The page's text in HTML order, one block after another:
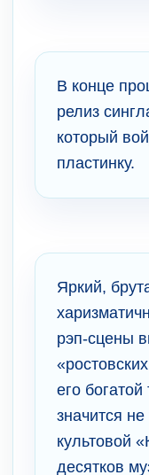
В конце
релиз
который
пластинку.
Яркий,
рэп-сцены
его
значится
культовой
десятков